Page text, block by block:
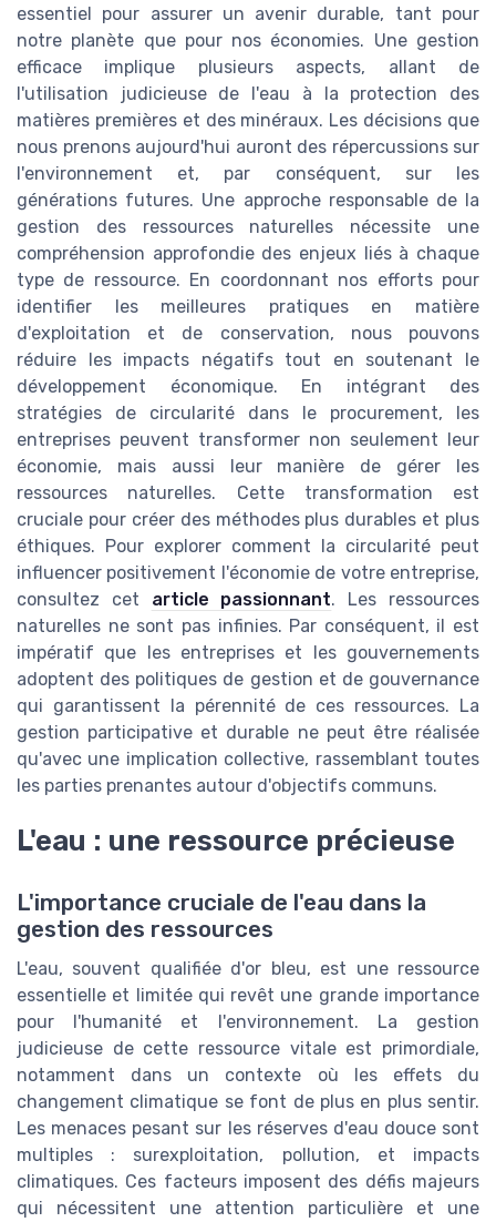
essentiel pour assurer un avenir durable, tant pour
notre planète que pour nos économies. Une gestion
efficace implique plusieurs aspects, allant de
l'utilisation judicieuse de l'eau à la protection des
matières premières et des minéraux. Les décisions que
nous prenons aujourd'hui auront des répercussions sur
l'environnement et, par conséquent, sur les
générations futures. Une approche responsable de la
gestion des ressources naturelles nécessite une
compréhension approfondie des enjeux liés à chaque
type de ressource. En coordonnant nos efforts pour
identifier les meilleures pratiques en matière
d'exploitation et de conservation, nous pouvons
réduire les impacts négatifs tout en soutenant le
développement économique. En intégrant des
stratégies de circularité dans le procurement, les
entreprises peuvent transformer non seulement leur
économie, mais aussi leur manière de gérer les
ressources naturelles. Cette transformation est
cruciale pour créer des méthodes plus durables et plus
éthiques. Pour explorer comment la circularité peut
influencer positivement l'économie de votre entreprise,
consultez cet article passionnant. Les ressources
naturelles ne sont pas infinies. Par conséquent, il est
impératif que les entreprises et les gouvernements
adoptent des politiques de gestion et de gouvernance
qui garantissent la pérennité de ces ressources. La
gestion participative et durable ne peut être réalisée
qu'avec une implication collective, rassemblant toutes
les parties prenantes autour d'objectifs communs.
L'eau : une ressource précieuse
L'importance cruciale de l'eau dans la
gestion des ressources
L'eau, souvent qualifiée d'or bleu, est une ressource
essentielle et limitée qui revêt une grande importance
pour l'humanité et l'environnement. La gestion
judicieuse de cette ressource vitale est primordiale,
notamment dans un contexte où les effets du
changement climatique se font de plus en plus sentir.
Les menaces pesant sur les réserves d'eau douce sont
multiples : surexploitation, pollution, et impacts
climatiques. Ces facteurs imposent des défis majeurs
qui nécessitent une attention particulière et une